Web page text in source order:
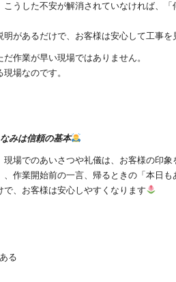
うした不安が解消されていなければ、
明があるだけで、お客様は安心して工事を
作業が早い現場ではありません。
場なのです。
みは信頼の基本
場でのあいさつや礼儀は、お客様の印象
作業開始前の一言、帰るときの「本日も
、お客様は安心しやすくなります
る